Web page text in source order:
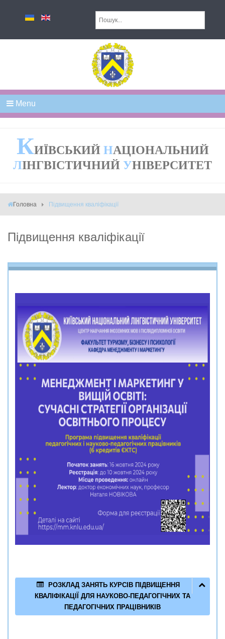
Menu
КИЇВСЬКИЙ НАЦІОНАЛЬНИЙ
ЛІНГВІСТИЧНИЙ УНІВЕРСИТЕТ
Головна Підвищення кваліфікації
Підвищення кваліфікації
РОЗКЛАД ЗАНЯТЬ КУРСІВ ПІДВИЩЕННЯ
КВАЛІФІКАЦІЇ ДЛЯ НАУКОВО-ПЕДАГОГІЧНИХ ТА
ПЕДАГОГІЧНИХ ПРАЦІВНИКІВ